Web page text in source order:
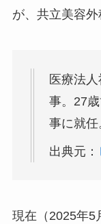
が、共立美容外
医療法
事。27
事に就任
出典元：
現在（2025年5